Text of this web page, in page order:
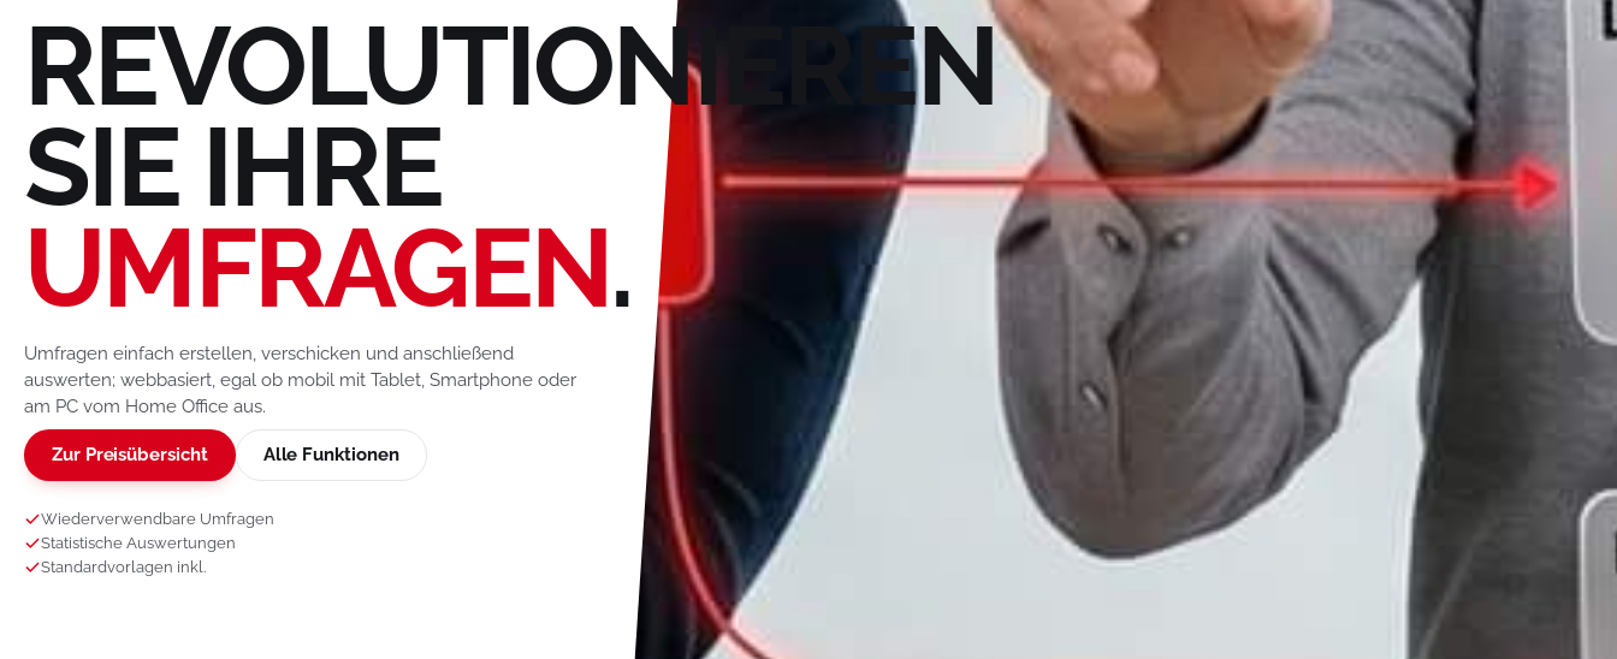
REVOLUTIONIEREN
SIE IHRE
UMFRAGEN.
Umfragen einfach erstellen, verschicken und anschließend
auswerten; webbasiert, egal ob mobil mit Tablet, Smartphone oder
am PC vom Home Office aus.
Zur Preisübersicht Alle Funktionen
Wiederverwendbare Umfragen
Statistische Auswertungen
Standardvorlagen inkl.